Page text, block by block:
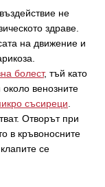
не
здраве.
на движение и
болест, тъй като
венозните
съсиреци
Отворът при
в кръвоносните
се